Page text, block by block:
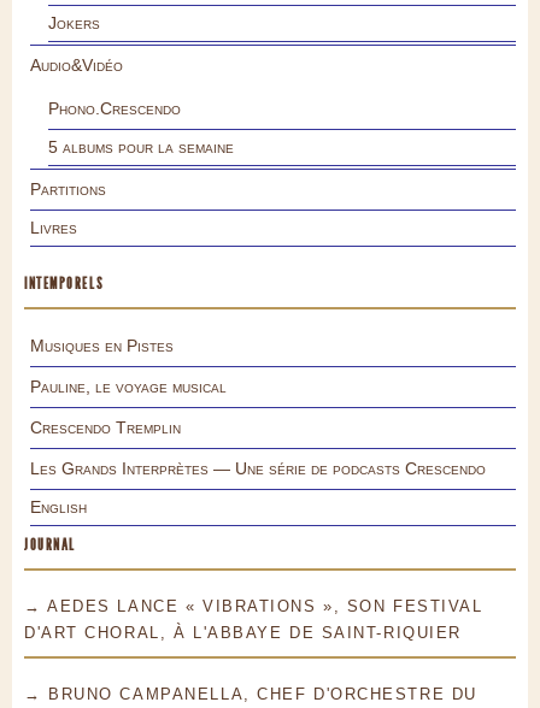
Jokers
Audio&Vidéo
Phono.Crescendo
5 albums pour la semaine
Partitions
Livres
INTEMPORELS
Musiques en Pistes
Pauline, le voyage musical
Crescendo Tremplin
Les Grands Interprètes — Une série de podcasts Crescendo
English
JOURNAL
→ AEDES LANCE « VIBRATIONS », SON FESTIVAL
D'ART CHORAL, À L'ABBAYE DE SAINT-RIQUIER
→ BRUNO CAMPANELLA, CHEF D'ORCHESTRE DU